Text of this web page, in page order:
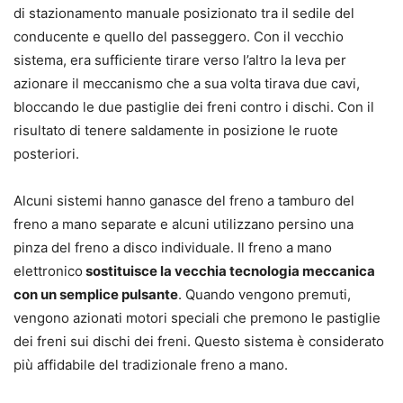
di stazionamento manuale posizionato tra il sedile del
conducente e quello del passeggero. Con il vecchio
sistema, era sufficiente tirare verso l’altro la leva per
azionare il meccanismo che a sua volta tirava due cavi,
bloccando le due pastiglie dei freni contro i dischi. Con il
risultato di tenere saldamente in posizione le ruote
posteriori.
Alcuni sistemi hanno ganasce del freno a tamburo del
freno a mano separate e alcuni utilizzano persino una
pinza del freno a disco individuale. Il freno a mano
elettronico sostituisce la vecchia tecnologia meccanica
con un semplice pulsante. Quando vengono premuti,
vengono azionati motori speciali che premono le pastiglie
dei freni sui dischi dei freni. Questo sistema è considerato
più affidabile del tradizionale freno a mano.